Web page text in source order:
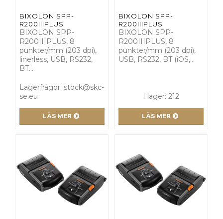
BIXOLON SPP-
R200IIIPLUS
BIXOLON SPP-
R200IIIPLUS, 8
punkter/mm (203 dpi),
linerless, USB, RS232,
BT…
Lagerfrågor: stock@skc-
se.eu
LÄS MER
BIXOLON SPP-
R200IIIPLUS
BIXOLON SPP-
R200IIIPLUS, 8
punkter/mm (203 dpi),
USB, RS232, BT (iOS,…
I lager: 212
LÄS MER